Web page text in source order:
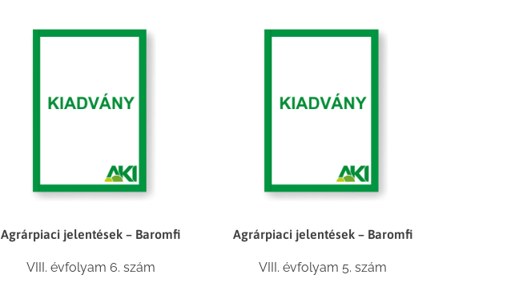
Agrárpiaci jelentések – Baromfi
VIII. évfolyam 6. szám
Agrárpiaci jelentések – Baromfi
VIII. évfolyam 5. szám